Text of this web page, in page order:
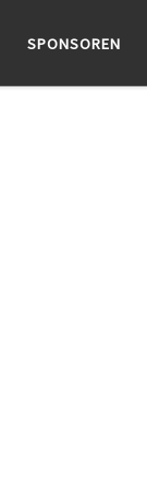
SPONSOREN